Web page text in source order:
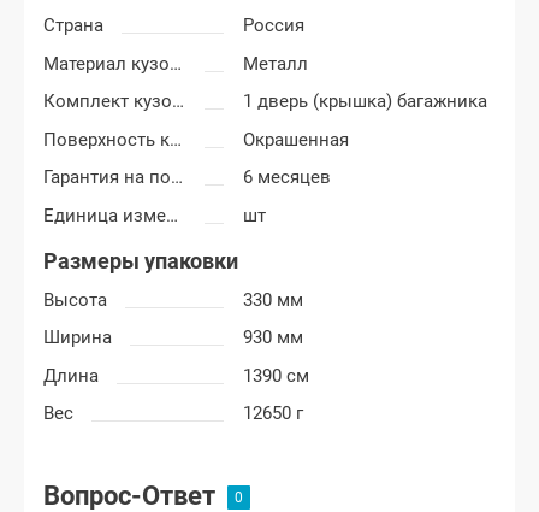
Страна
Россия
Материал кузовных деталей
Металл
Комплект кузовных деталей
1 дверь (крышка) багажника
Поверхность крышки багажника
Окрашенная
Гарантия на покраску
6 месяцев
Единица измерения
шт
Размеры упаковки
Высота
330 мм
Ширина
930 мм
Длина
1390 см
Вес
12650 г
Вопрос-Ответ